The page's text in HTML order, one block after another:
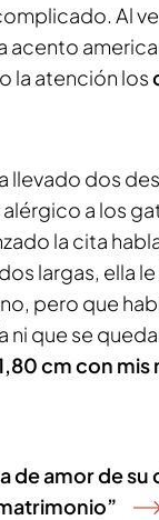
Al
la atención los
llevado dos
a los
la cita
largas, ella
pero que
que se
cm con mis
de amor de su